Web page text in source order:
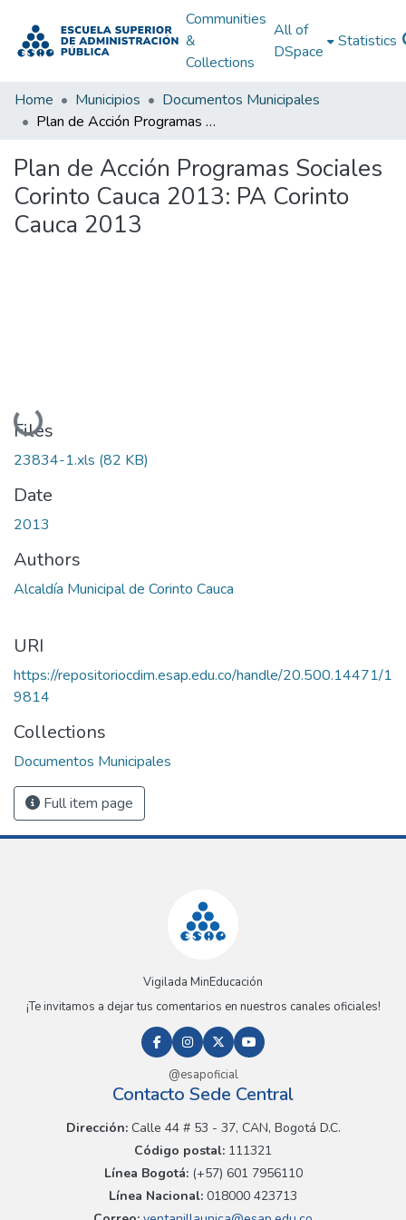
Communities
&
Collections
All of
DSpace
Statistics
Home Municipios
Documentos Municipales
Plan de Acción Programas Sociales Corinto Cauca 2013: PA Corinto Cauca 2013
Plan de Acción Programas Sociales
Corinto Cauca 2013: PA Corinto
Cauca 2013
Loading...
Files
23834-1.xls (82 KB)
Date
2013
Authors
Alcaldía Municipal de Corinto Cauca
URI
https://repositoriocdim.esap.edu.co/handle/20.500.14471/1
9814
Collections
Documentos Municipales
Full item page
Vigilada MinEducación
¡Te invitamos a dejar tus comentarios en nuestros canales oficiales!
@esapoficial
Contacto Sede Central
Dirección:Calle 44 # 53 - 37, CAN, Bogotá D.C.
Código postal: 111321
Línea Bogotá:(+57) 601 7956110
Línea Nacional: 018000 423713